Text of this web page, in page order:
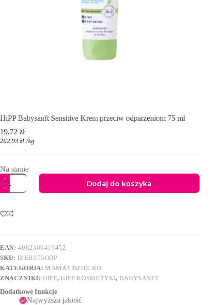
HiPP Babysanft Sensitive Krem przeciw odparzeniom 75 ml
19,72 zł
262,93 zł /kg
Na stanie
ilość
HiPP
Babysanft
Krem
przeciw
75
Dodaj do koszyka
t
r
a
t
i
v
:
EAN:4062300419452
SKU: IZKR075ODP
KATEGORIA:MAMA I DZIECKO
ZNACZNIKI:HIPP,HIPP KOSMETYKI, BABYSANFT
Dodatkowe funkcje
Najwyższa jakość